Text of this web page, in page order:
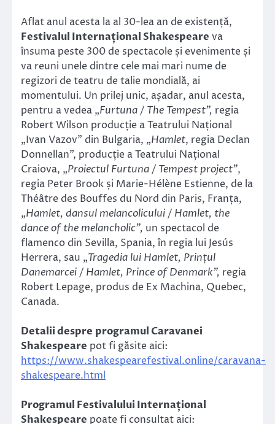
Aflat anul acesta la al 30-lea an de existență,
Festivalul Internațional Shakespeare va
însuma peste 300 de spectacole și evenimente și
va reuni unele dintre cele mai mari nume de
regizori de teatru de talie mondială, ai
momentului. Un prilej unic, așadar, anul acesta,
pentru a vedea „Furtuna / The Tempest”, regia
Robert Wilson producție a Teatrului Național
„Ivan Vazov” din Bulgaria, „Hamlet, regia Declan
Donnellan”, producție a Teatrului Național
Craiova, „Proiectul Furtuna / Tempest project”,
regia Peter Brook și Marie-Hélène Estienne, de la
Théâtre des Bouffes du Nord din Paris, Franța,
„Hamlet, dansul melancolicului / Hamlet, the
dance of the melancholic”, un spectacol de
flamenco din Sevilla, Spania, în regia lui Jesús
Herrera, sau „Tragedia lui Hamlet, Prințul
Danemarcei / Hamlet, Prince of Denmark”, regia
Robert Lepage, produs de Ex Machina, Quebec,
Canada.
Detalii despre programul Caravanei
Shakespeare pot fi găsite aici:
https://www.shakespearefestival.online/caravana-
shakespeare.html
Programul Festivalului Internațional
Shakespeare poate fi consultat aici: